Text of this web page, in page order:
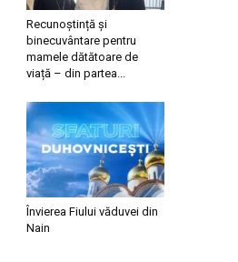
Recunoștință și
binecuvântare pentru
mamele dătătoare de
viață – din partea...
Învierea Fiului văduvei din
Nain